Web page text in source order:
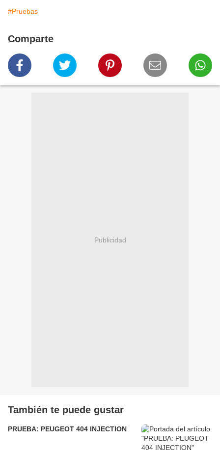
#Pruebas
Comparte
Publicidad
También te puede gustar
PRUEBA: PEUGEOT 404 INJECTION